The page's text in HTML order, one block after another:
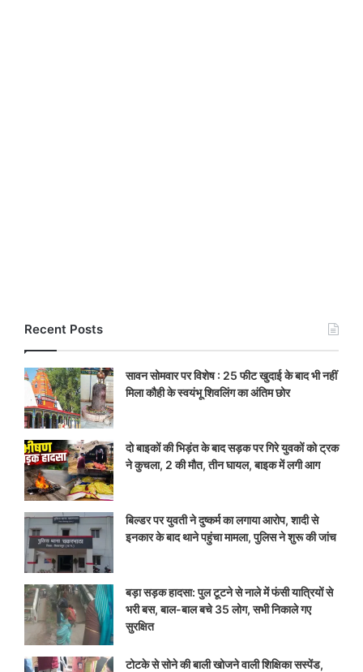
Recent Posts
सावन सोमवार पर विशेष : 25 फीट खुदाई के बाद भी नहीं
मिला कौही के स्वयंभू शिवलिंग का अंतिम छोर
दो बाइकों की भिड़ंत के बाद सड़क पर गिरे युवकों को ट्रक
ने कुचला, 2 की मौत, तीन घायल, बाइक में लगी आग
बिल्डर पर युवती ने दुष्कर्म का लगाया आरोप, शादी से
इनकार के बाद थाने पहुंचा मामला, पुलिस ने शुरू की जांच
बड़ा सड़क हादसा: पुल टूटने से नाले में फंसी यात्रियों से
भरी बस, बाल-बाल बचे 35 लोग, सभी निकाले गए
सुरक्षित
टोटके से सोने की बाली खोजने वाली शिक्षिका सस्पेंड,